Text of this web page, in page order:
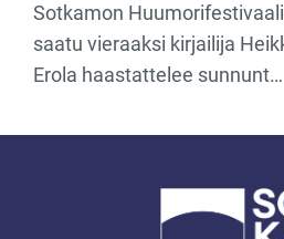
Sotkamon
saatu vieraaksi kirjailija
Erola haastattelee sunnunt…